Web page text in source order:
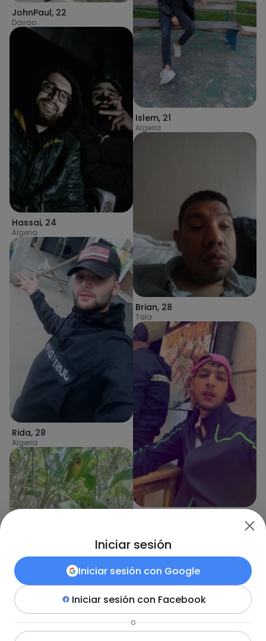
JohnPaul, 22
Davao
Hassai, 24
Algeria
Rida, 28
Algeria
Parag,23
Republic of the Philippines
Islem, 21
Algeria
Brian, 28
Tala
Iniciar sesión
Iniciar sesión con Google
Iniciar sesión con Facebook
o